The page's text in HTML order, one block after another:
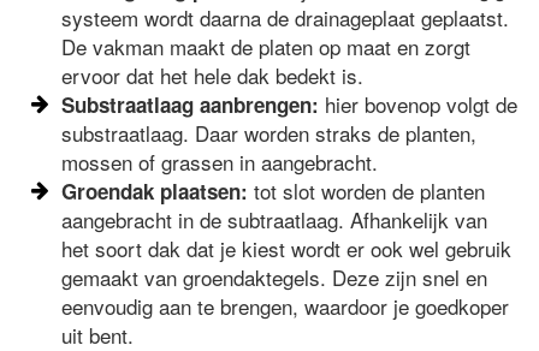
systeem wordt daarna de drainageplaat geplaatst.
De vakman maakt de platen op maat en zorgt
ervoor dat het hele dak bedekt is.
Substraatlaag aanbrengen: hier bovenop volgt de
substraatlaag. Daar worden straks de planten,
mossen of grassen in aangebracht.
Groendak plaatsen: tot slot worden de planten
aangebracht in de subtraatlaag. Afhankelijk van
het soort dak dat je kiest wordt er ook wel gebruik
gemaakt van groendaktegels. Deze zijn snel en
eenvoudig aan te brengen, waardoor je goedkoper
uit bent.